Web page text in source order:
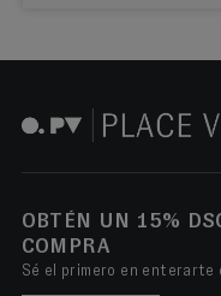
OBTÉN UN 15%
COMPRA
Sé el primero en